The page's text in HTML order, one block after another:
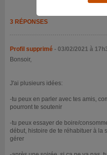
3 RÉPONSES
Profil supprimé - 03/02/2021 à
Bonsoir,
J'ai plusieurs idées:
-tu peux en parler avec tes amis,
pourront te soutenir
-tu peux essayer de boire/
début, histoire de te réhabituer à la
gérer